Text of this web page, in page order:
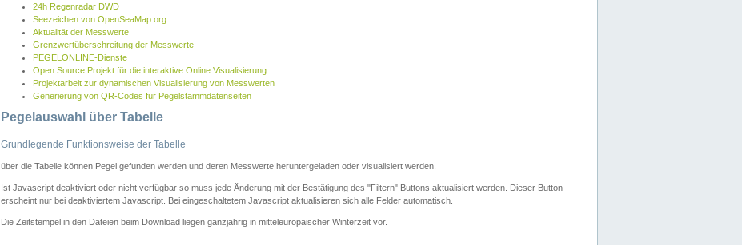
24h Regenradar DWD
Seezeichen von OpenSeaMap.org
Aktualität der Messwerte
Grenzwertüberschreitung der Messwerte
PEGELONLINE-Dienste
Open Source Projekt für die interaktive Online Visualisierung
Projektarbeit zur dynamischen Visualisierung von Messwerten
Generierung von QR-Codes für Pegelstammdatenseiten
Pegelauswahl über Tabelle
Grundlegende Funktionsweise der Tabelle
über die Tabelle können Pegel gefunden werden und deren Messwerte heruntergeladen oder visualisiert werden.
Ist Javascript deaktiviert oder nicht verfügbar so muss jede Änderung mit der Bestätigung des "Filtern" Buttons aktualisiert werden. Dieser Button
erscheint nur bei deaktiviertem Javascript. Bei eingeschaltetem Javascript aktualisieren sich alle Felder automatisch.
Die Zeitstempel in den Dateien beim Download liegen ganzjährig in mitteleuropäischer Winterzeit vor.